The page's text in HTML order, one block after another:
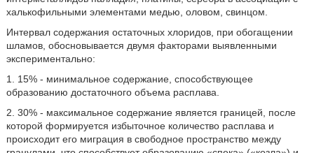
халькофильными элементами медью, оловом, свинцом.
Интервал содержания остаточных хлоридов, при обогащении
шламов, обосновывается двумя факторами выявленными
экспериментально:
1. 15% - минимальное содержание, способствующее
образованию достаточного объема расплава.
2. 30% - максимальное содержание является границей, после
которой формируется избыточное количество расплава и
происходит его миграция в свободное пространство между